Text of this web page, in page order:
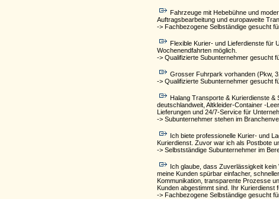
Fahrzeuge mit Hebebühne und
Auftragsbearbeitung und europaweite
-> Fachbezogene Selbständige gesucht
Flexible Kurier- und Lieferdienste für
Wochenendfahrten möglich.
-> Qualifizierte Subunternehmer gesucht
Grosser Fuhrpark vorhanden (Pkw,
-> Qualifizierte Subunternehmer gesucht
Halang Transporte & Kurierdienste
deutschlandweit, Altkleider-Container -
Lieferungen und 24/7-Service für
-> Subunternehmer stehen im
Ich biete professionelle Kurier- und
Kurierdienst. Zuvor war ich als Postbote
-> Selbstständige Subunternehmer im
Ich glaube, dass Zuverlässigkeit
meine Kunden spürbar einfacher,
Kommunikation, transparente Prozesse
Kunden abgestimmt sind. Ihr Kurierdienst
-> Fachbezogene Selbständige gesucht